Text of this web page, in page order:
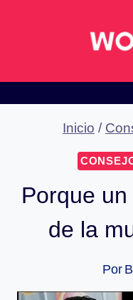
Inicio /
Porque
de la
Por